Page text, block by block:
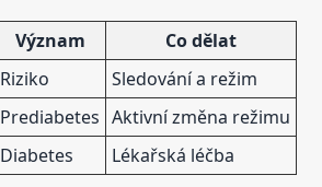
Význam
Co dělat
Riziko
Sledování a režim
Prediabetes Aktivní změna režimu
Diabetes
Lékařská léčba